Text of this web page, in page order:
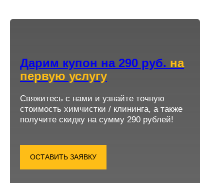
Дарим купон на 290 руб. на
первую услугу
Cвяжитесь с нами и узнайте точную
стоимость химчистки / клининга, а также
получите скидку на сумму 290 рублей!
ОСТАВИТЬ ЗАЯВКУ